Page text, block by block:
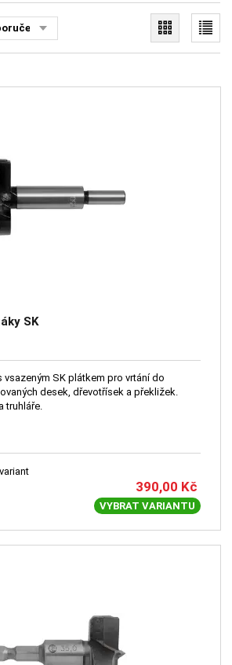
SK
vsazeným SK plátkem pro vrtání do
desek, dřevotřísek a překližek.
truhláře.
390,00 Kč
VYBRAT VARIANTU